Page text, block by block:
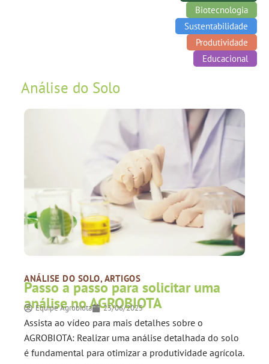
Biotecnologia
Sustentabilidade
Produtividade
Educacional
Análise do Solo
ANÁLISE DO SOLO, ARTIGOS
Passo a passo para solicitar uma
análise no AGROBIOTA
Equipe Agrobiota 23/06/2025
Assista ao vídeo para mais detalhes sobre o
AGROBIOTA: Realizar uma análise detalhada do solo
é fundamental para otimizar a produtividade agrícola.